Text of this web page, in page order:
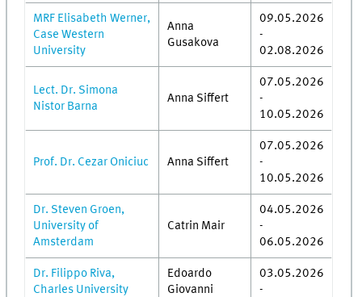
MRF Elisabeth Werner,
Case Western
University
Anna
Gusakova
09.05.2026
-
02.08.2026
Lect. Dr. Simona
Nistor Barna
Anna Siffert
07.05.2026
-
10.05.2026
Prof. Dr. Cezar Oniciuc Anna Siffert
07.05.2026
-
10.05.2026
Dr. Steven Groen,
University of
Amsterdam
Catrin Mair
04.05.2026
-
06.05.2026
Dr. Filippo Riva,
Charles University
Edoardo
Giovanni
03.05.2026
-